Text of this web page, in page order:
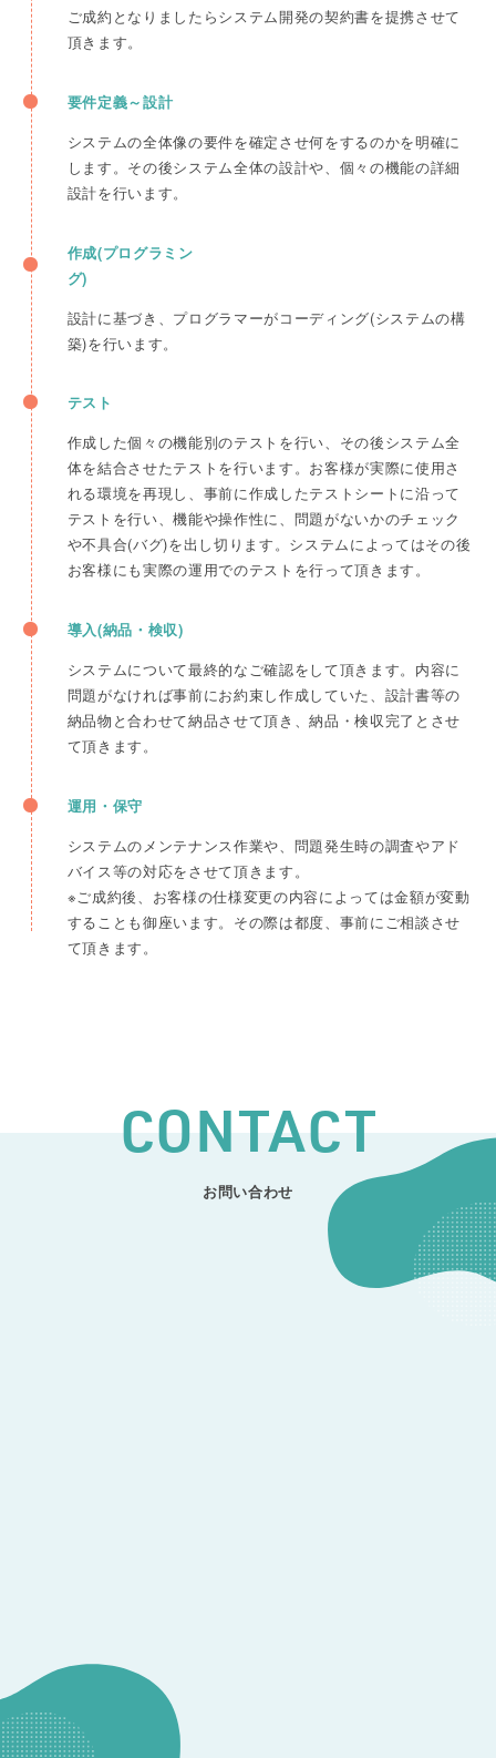
ご成約となりましたらシステム開発の契約書を提携させて
頂きます。
要件定義～設計
システムの全体像の要件を確定させ何をするのかを明確に
します。その後システム全体の設計や、個々の機能の詳細
設計を行います。
作成(プログラミン
グ)
設計に基づき、プログラマーがコーディング(システムの構
築)を行います。
テスト
作成した個々の機能別のテストを行い、その後システム全
体を結合させたテストを行います。お客様が実際に使用さ
れる環境を再現し、事前に作成したテストシートに沿って
テストを行い、機能や操作性に、問題がないかのチェック
や不具合(バグ)を出し切ります。システムによってはその後
お客様にも実際の運用でのテストを行って頂きます。
導入(納品・検収)
システムについて最終的なご確認をして頂きます。内容に
問題がなければ事前にお約束し作成していた、設計書等の
納品物と合わせて納品させて頂き、納品・検収完了とさせ
て頂きます。
運用・保守
システムのメンテナンス作業や、問題発生時の調査やアド
バイス等の対応をさせて頂きます。
※ご成約後、お客様の仕様変更の内容によっては金額が変動
することも御座います。その際は都度、事前にご相談させ
て頂きます。
CONTACT
お問い合わせ